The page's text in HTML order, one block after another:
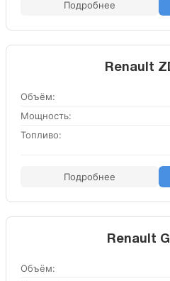
Подробнее
Renault
Объём:
Мощность:
Топливо:
Подробнее
Renault
Объём: